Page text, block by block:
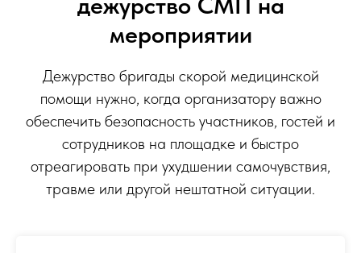
мероприятии
Дежурство бригады скорой медицинской
помощи нужно, когда организатору важно
обеспечить безопасность участников, гостей и
сотрудников на площадке и быстро
отреагировать при ухудшении самочувствия,
травме или другой нештатной ситуации.